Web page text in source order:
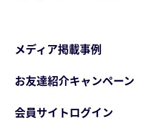
メディア掲載事例
お友達紹介キャンペーン
会員サイトログイン